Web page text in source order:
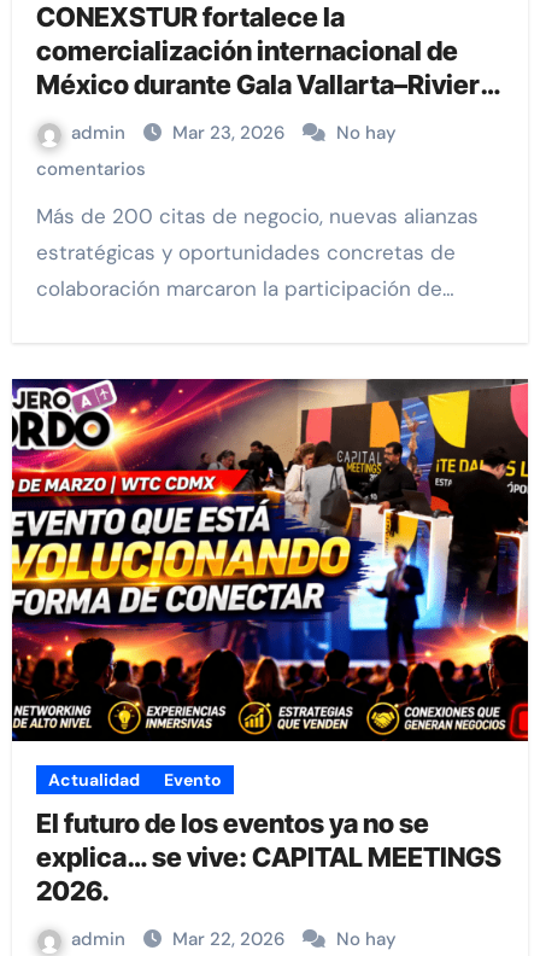
CONEXSTUR fortalece la
comercialización internacional de
México durante Gala Vallarta–Riviera
Nayarit 2026
admin Mar 23, 2026
No hay
comentarios
Más de 200 citas de negocio, nuevas alianzas
estratégicas y oportunidades concretas de
colaboración marcaron la participación de…
Actualidad Evento
El futuro de los eventos ya no se
explica… se vive: CAPITAL MEETINGS
2026.
admin Mar 22, 2026
No hay